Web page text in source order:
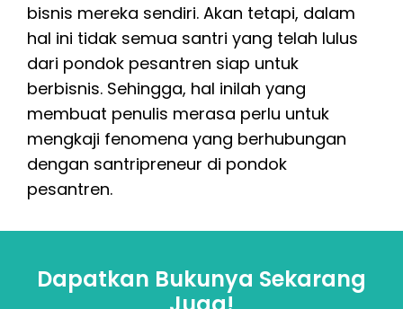
bisnis mereka sendiri. Akan tetapi, dalam
hal ini tidak semua santri yang telah lulus
dari pondok pesantren siap untuk
berbisnis. Sehingga, hal inilah yang
membuat penulis merasa perlu untuk
mengkaji fenomena yang berhubungan
dengan santripreneur di pondok
pesantren.
Dapatkan Bukunya Sekarang